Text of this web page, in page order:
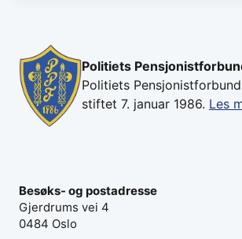
Politiets
Politiets
stiftet 7. januar 1986. Les
Besøks- og postadresse
Gjerdrums vei 4
0484 Oslo